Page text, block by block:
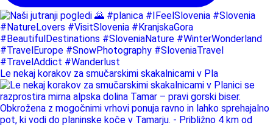
Le nekaj korakov za smučarskimi skakalnicami v Pla